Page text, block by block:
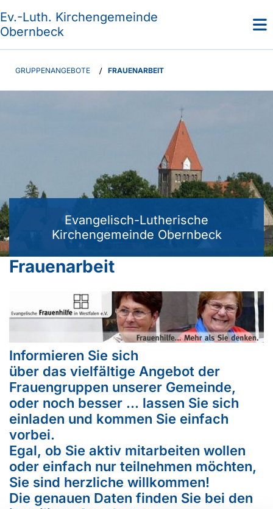
Ev.-Luth. Kirchengemeinde
Obernbeck
GRUPPENANGEBOTE / FRAUENARBEIT
Evangelisch-Lutherische
Kirchengemeinde Obernbeck
Frauenarbeit
Informieren Sie sich
über das vielfältige Angebot der
Frauengruppen unserer Gemeinde,
oder noch besser ... lassen Sie sich
einladen und kommen Sie einfach
vorbei.
Egal, ob Sie aktiv mitarbeiten wollen
oder einfach nur teilnehmen möchten,
Sie sind herzliche willkommen!
Die genauen Daten finden Sie bei den